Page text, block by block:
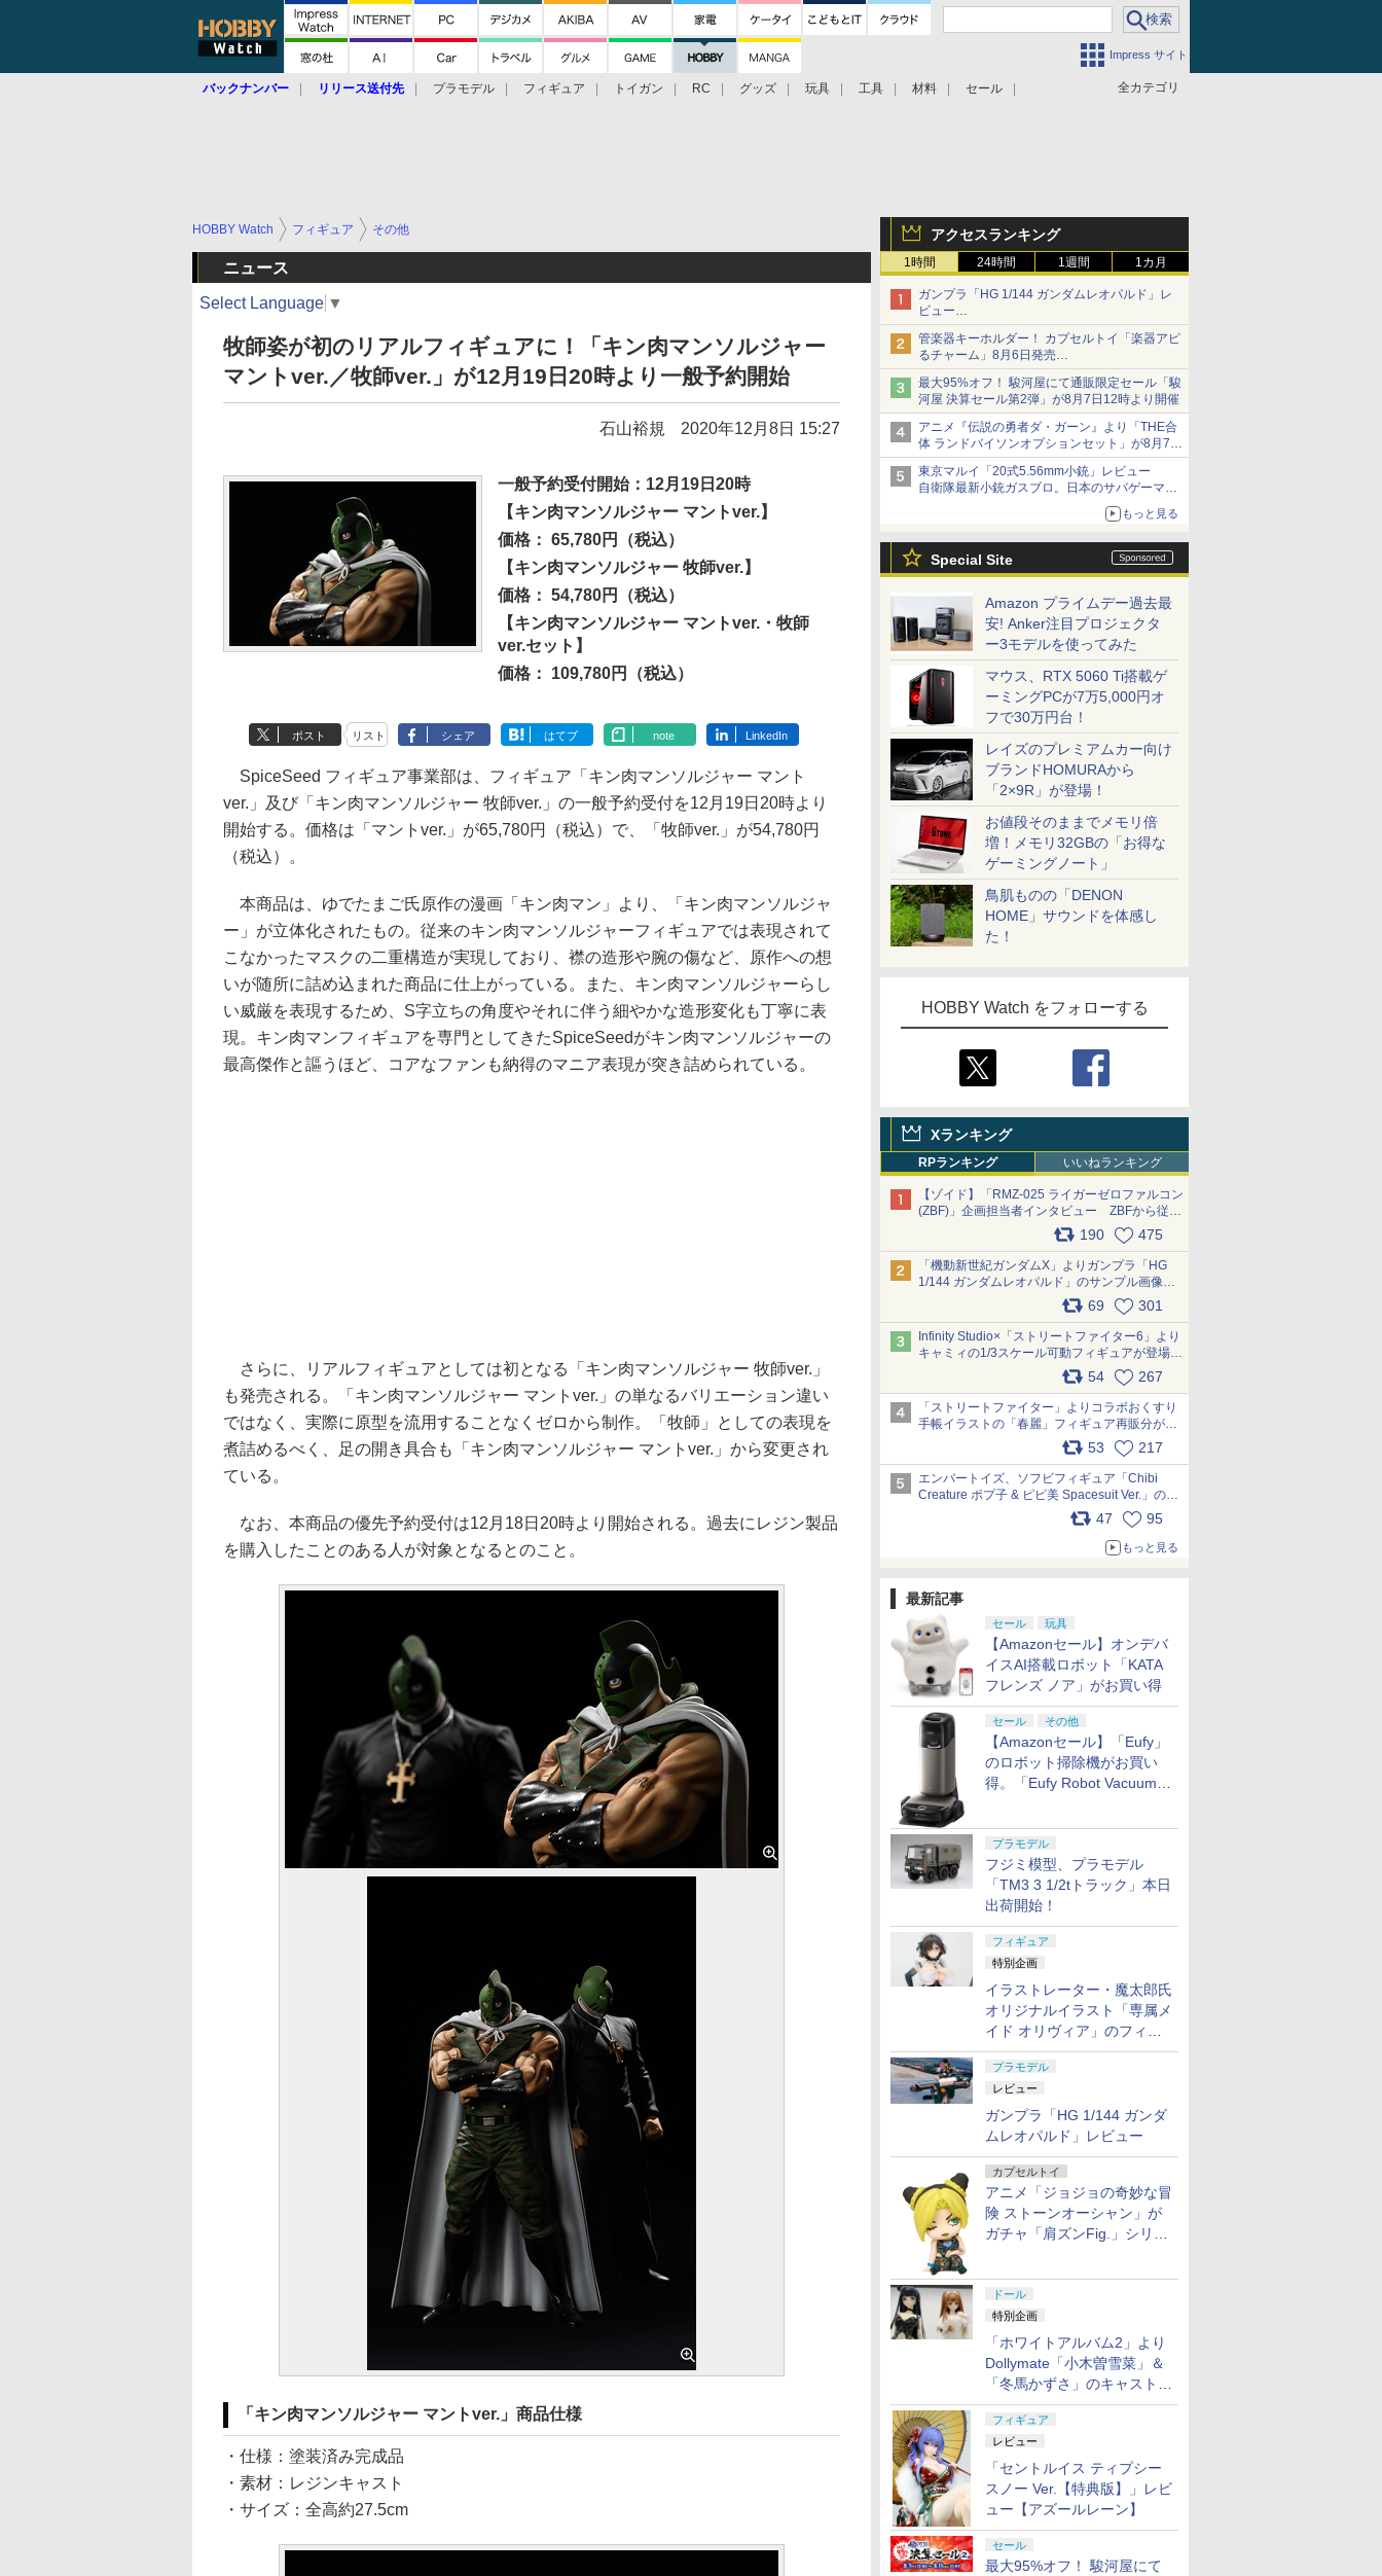
Impress サイト
全カテゴリ
バックナンバー リリース送付先 プラモデル フィギュア トイガン RC グッズ 玩具 工具 材料 セール
アクセスランキング
1時間 24時間 1週間 1カ月
ガンプラ「HG 1/144 ガンダムレオパルド」レ
ビュー
『機動新世紀ガンダムX』30周年！インナーア
ームガトリングの変形機構まで再現し最新フォ
ーマットでキット化！
管楽器キーホルダー！ カプセルトイ「楽器アピ
るチャーム」8月6日発売
チューバ、テナサクなど5種各3色
最大95%オフ！ 駿河屋にて通販限定セール「駿
河屋 決算セール第2弾」が8月7日12時より開催
アニメ『伝説の勇者ダ・ガーン』より「THE合
体 ランドバイソンオプションセット」が8月7日
から予約受付開始！
東京マルイ「20式5.56mm小銃」レビュー
自衛隊最新小銃ガスブロ。日本のサバゲーマー
もっと見る
Special Site
Amazon プライムデー過去最
安! Anker注目プロジェクタ
ー3モデルを使ってみた
マウス、RTX 5060 Ti搭載ゲ
ーミングPCが7万5,000円オ
フで30万円台！
レイズのプレミアムカー向け
ブランドHOMURAから
「2×9R」が登場！
お値段そのままでメモリ倍
増！メモリ32GBの「お得な
ゲーミングノート」
鳥肌ものの「DENON
HOME」サウンドを体感し
た！
HOBBY Watch をフォローする
Xランキング
RPランキング いいねランキング
【ゾイド】「RMZ-025 ライガーゼロファルコン
(ZBF)」企画担当者インタビュー ZBFから従来
デザインまで再現可能なボリューム満点のキッ
ト pic.x.com/6zOqQAQKkX
190 475
「機動新世紀ガンダムX」よりガンプラ「HG
1/144 ガンダムレオパルド」のサンプル画像が
69 301
Infinity Studio×「ストリートファイター6」より
キャミィの1/3スケール可動フィギュアが登場
54 267
「ストリートファイター」よりコラボおくすり
手帳イラストの「春麗」フィギュア再販分が本
日出荷開始 pic.x.com/toUc1MHr41
53 217
エンバートイズ、ソフビフィギュア「Chibi
Creature ポプ子 & ピピ美 Spacesuit Ver.」の発
売中止を発表 pic.x.com/Ri45iFeYjn
47 95
もっと見る
最新記事
セール 玩具
【Amazonセール】オンデバ
イスAI搭載ロボット「KATA
フレンズ ノア」がお買い得
セール その他
【Amazonセール】「Eufy」
のロボット掃除機がお買い
得。「Eufy Robot Vacuum
プラモデル
フジミ模型、プラモデル
「TM3 3 1/2tトラック」本日
出荷開始！
フィギュア
特別企画
イラストレーター・魔太郎氏
オリジナルイラスト「専属メ
イド オリヴィア」のフィギ
ュア彩色原型が東京フィギュ
アギャラリーにて展示中
プラモデル
レビュー
ガンプラ「HG 1/144 ガンダ
ムレオパルド」レビュー
カプセルトイ
アニメ「ジョジョの奇妙な冒
険 ストーンオーシャン」が
ガチャ「肩ズンFig.」シリー
ドール
特別企画
「ホワイトアルバム2」より
Dollymate「小木曽雪菜」＆
「冬馬かずさ」のキャストド
ール実物見本が東京フィギュ
アギャラリーにて展示中
フィギュア
レビュー
「セントルイス ティプシー
スノー Ver.【特典版】」レビ
ュー【アズールレーン】
セール
最大95%オフ！ 駿河屋にて
HOBBY Watch フィギュア その他
ニュース
Select Language ▼
牧師姿が初のリアルフィギュアに！「キン肉マンソルジャー
マントver.／牧師ver.」が12月19日20時より一般予約開始
石山裕規 2020年12月8日 15:27
一般予約受付開始：12月19日20時
【キン肉マンソルジャー マントver.】
価格： 65,780円（税込）
【キン肉マンソルジャー 牧師ver.】
価格： 54,780円（税込）
【キン肉マンソルジャー マントver.・牧師
ver.セット】
価格： 109,780円（税込）
ポスト リスト シェア はてブ note LinkedIn
SpiceSeed フィギュア事業部は、フィギュア「キン肉マンソルジャー マント
ver.」及び「キン肉マンソルジャー 牧師ver.」の一般予約受付を12月19日20時より
開始する。価格は「マントver.」が65,780円（税込）で、「牧師ver.」が54,780円
（税込）。
本商品は、ゆでたまご氏原作の漫画「キン肉マン」より、「キン肉マンソルジャ
ー」が立体化されたもの。従来のキン肉マンソルジャーフィギュアでは表現されて
こなかったマスクの二重構造が実現しており、襟の造形や腕の傷など、原作への想
いが随所に詰め込まれた商品に仕上がっている。また、キン肉マンソルジャーらし
い威厳を表現するため、S字立ちの角度やそれに伴う細やかな造形変化も丁寧に表
現。キン肉マンフィギュアを専門としてきたSpiceSeedがキン肉マンソルジャーの
最高傑作と謳うほど、コアなファンも納得のマニア表現が突き詰められている。
さらに、リアルフィギュアとしては初となる「キン肉マンソルジャー 牧師ver.」
も発売される。「キン肉マンソルジャー マントver.」の単なるバリエーション違い
ではなく、実際に原型を流用することなくゼロから制作。「牧師」としての表現を
煮詰めるべく、足の開き具合も「キン肉マンソルジャー マントver.」から変更され
ている。
なお、本商品の優先予約受付は12月18日20時より開始される。過去にレジン製品
を購入したことのある人が対象となるとのこと。
「キン肉マンソルジャー マントver.」商品仕様
・仕様：塗装済み完成品
・素材：レジンキャスト
・サイズ：全高約27.5cm